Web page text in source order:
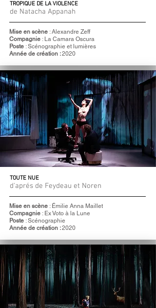
TROPIQUE DE LA VIOLENCE
de Natacha Appanah
Mise en scène : Alexandre Zeff
Compagnie : La Camara Oscura
Poste : Scénographie et lumières
Année de création :2020
TOUTE NUE
d'aprés de Feydeau et Noren
Mise en scène : Émilie Anna Maillet
Compagnie : Ex Voto à la Lune
Poste : Scénographie
Année de création :2020